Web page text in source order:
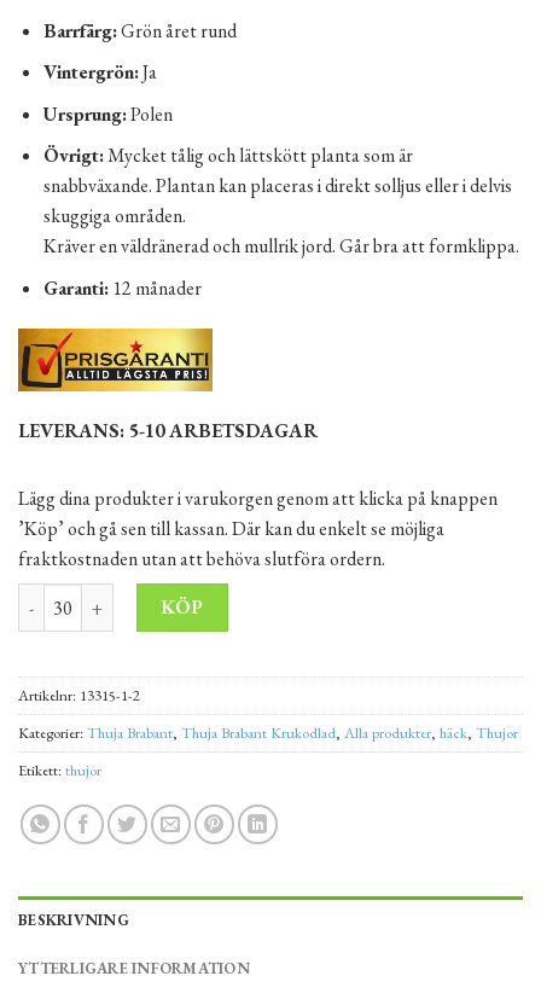
Barrfärg:Grön året rund
Vintergrön:Ja
Ursprung:Polen
Övrigt:Mycket tålig och lättskött planta som är
snabbväxande. Plantan kan placeras i direkt solljus eller i delvis
skuggiga områden.
Kräver en väldränerad och mullrik jord. Går bra att formklippa.
Garanti:12 månader
LEVERANS: 5-10 ARBETSDAGAR
Lägg dina produkter i varukorgen genom att klicka på knappen
’Köp’ och gå sen till kassan. Där kan du enkelt se möjliga
fraktkostnaden utan att behöva slutföra ordern.
Thuja Brabant 120-140 cm Krukodlad 3-5L “Premium” mängd
KÖP
Artikelnr: 13315-1-2
Kategorier:Thuja Brabant, Thuja Brabant Krukodlad, Alla produkter, häck, Thujor
Etikett:thujor
BESKRIVNING
YTTERLIGARE INFORMATION